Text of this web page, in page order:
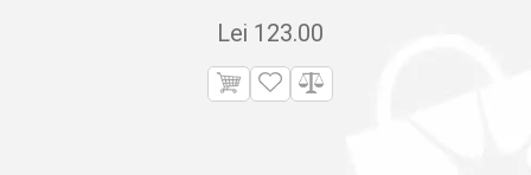
Lei 123.00